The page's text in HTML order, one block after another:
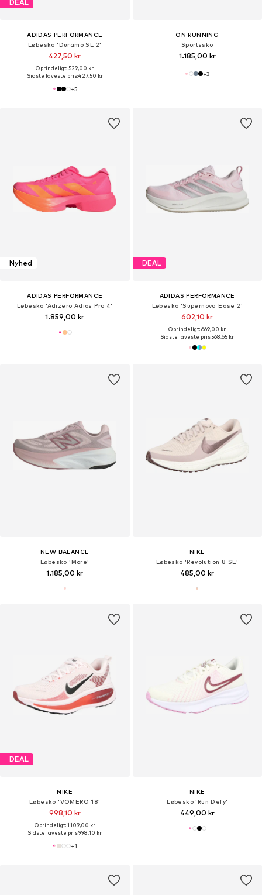
DEAL
ADIDAS PERFORMANCE
Løbesko 'Duramo SL 2'
427,50 kr
Oprindeligt: 529,00 kr
Sidste laveste pris:427,50 kr
+5
ON RUNNING
Sportssko
1.185,00 kr
+3
Nyhed
ADIDAS PERFORMANCE
Løbesko 'Adizero Adios Pro 4'
1.859,00 kr
DEAL
ADIDAS PERFORMANCE
Løbesko 'Supernova Ease 2'
602,10 kr
Oprindeligt: 669,00 kr
Sidste laveste pris:568,65 kr
NEW BALANCE
Løbesko 'More'
1.185,00 kr
NIKE
Løbesko 'Revolution 8 SE'
485,00 kr
DEAL
NIKE
Løbesko 'VOMERO 18'
998,10 kr
Oprindeligt: 1.109,00 kr
Sidste laveste pris:998,10 kr
+1
NIKE
Løbesko 'Run Defy'
449,00 kr